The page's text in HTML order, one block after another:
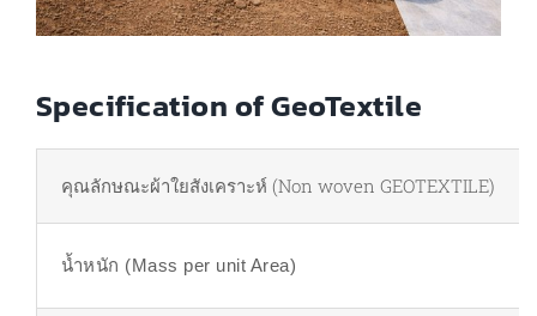
Specification of GeoTextile
คุณลักษณะผ้าใยสังเคราะห์ (Non woven GEOTEXTILE)
น้ำหนัก (Mass per unit Area)